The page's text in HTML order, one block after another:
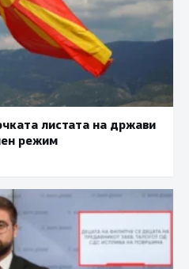
листата на држави
режим